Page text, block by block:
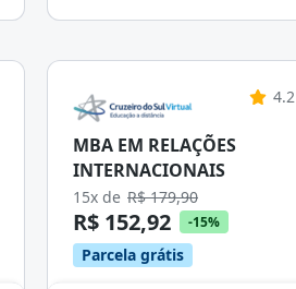
4.2
MBA EM RELAÇÕES
INTERNACIONAIS
15x de R$ 179,90
R$ 152,92 -15%
Parcela grátis